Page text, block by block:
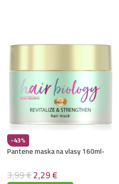
-43%
Pantene maska na vlasy 160ml-
rednúce vlasy
3,99€2,29€